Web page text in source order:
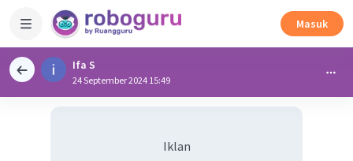
Masuk
Ifa S
24 September 2024 15:49
Iklan